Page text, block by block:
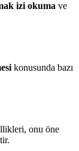
izi okuma ve
konusunda bazı
onu öne